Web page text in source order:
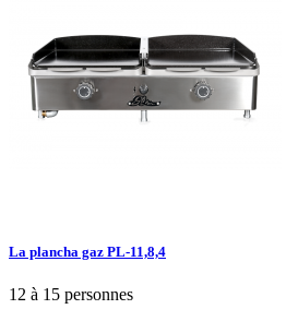
La plancha gaz PL-11,8,4
12 à 15 personnes